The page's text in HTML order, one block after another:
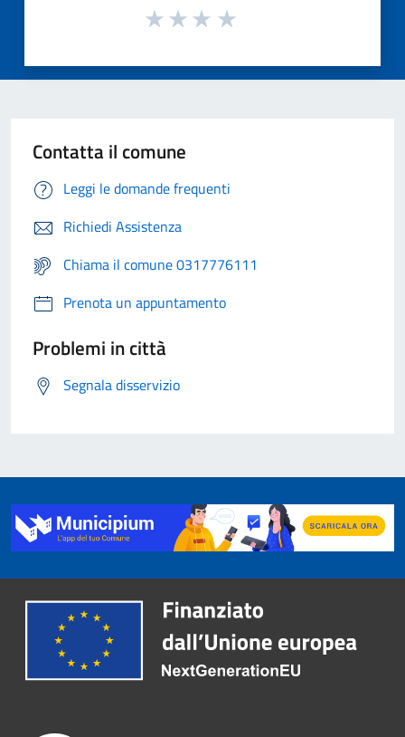
Contatta il comune
Leggi le domande frequenti
Richiedi Assistenza
Chiama il comune 0317776111
Prenota un appuntamento
Problemi in città
Segnala disservizio